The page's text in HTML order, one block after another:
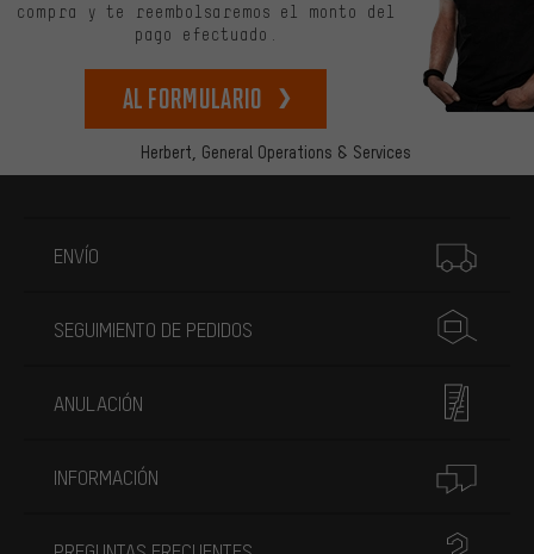
Herbert, General Operations & Services
compra y te reembolsaremos el monto del
pago efectuado.
Al formulario
ENVÍO
SEGUIMIENTO DE PEDIDOS
ANULACIÓN
INFORMACIÓN